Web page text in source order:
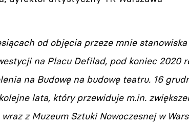
od objęcia przeze mnie
na Placu Defilad, pod koniec 2020
na Budowę na budowę teatru. 16
lata, który przewiduje m.in.
z Muzeum Sztuki Nowoczesnej w